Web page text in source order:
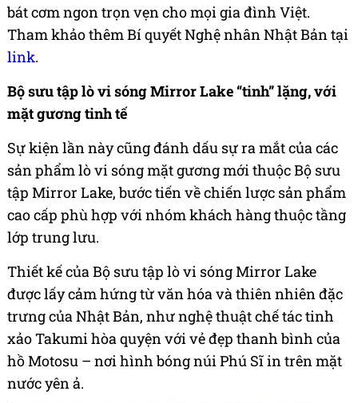
bát cơm ngon trọn vẹn cho mọi gia đình Việt.
Tham khảo thêm Bí quyết Nghệ nhân Nhật Bản tại
link.
Bộ sưu tập lò vi sóng Mirror Lake “tinh” lặng, với
mặt gương tinh tế
Sự kiện lần này cũng đánh dấu sự ra mắt của các
sản phẩm lò vi sóng mặt gương mới thuộc Bộ sưu
tập Mirror Lake, bước tiến về chiến lược sản phẩm
cao cấp phù hợp với nhóm khách hàng thuộc tầng
lớp trung lưu.
Thiết kế của Bộ sưu tập lò vi sóng Mirror Lake
được lấy cảm hứng từ văn hóa và thiên nhiên đặc
trưng của Nhật Bản, như nghệ thuật chế tác tinh
xảo Takumi hòa quyện với vẻ đẹp thanh bình của
hồ Motosu – nơi hình bóng núi Phú Sĩ in trên mặt
nước yên ả.